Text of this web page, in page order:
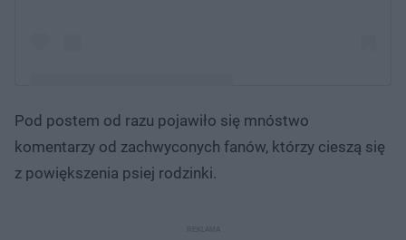
Post udostępniony przez AQ🌙ARIA (@dodaqueen)
Pod postem od razu pojawiło się mnóstwo
komentarzy od zachwyconych fanów, którzy cieszą się
z powiększenia psiej rodzinki.